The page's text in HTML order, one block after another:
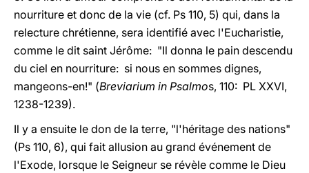
nourriture et donc de la vie (cf. Ps 110, 5) qui, dans la
relecture chrétienne, sera identifié avec l'Eucharistie,
comme le dit saint Jérôme: "Il donna le pain descendu
du ciel en nourriture: si nous en sommes dignes,
mangeons-en!" (Breviarium in Psalmos, 110: PL XXVI,
1238-1239).
Il y a ensuite le don de la terre, "l'héritage des nations"
(Ps 110, 6), qui fait allusion au grand événement de
l'Exode, lorsque le Seigneur se révèle comme le Dieu